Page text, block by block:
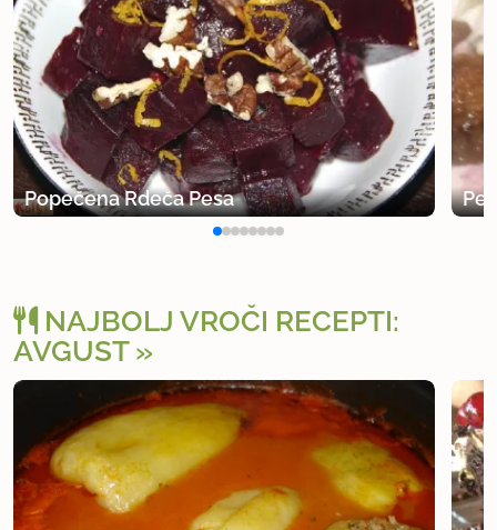
Popečena Rdeča Pesa
NAJBOLJ VROČI RECEPTI:
AVGUST